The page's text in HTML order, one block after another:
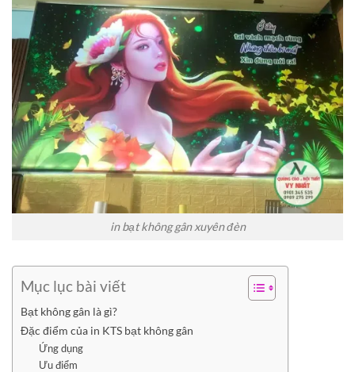
in bạt không gân xuyên đèn
Mục lục bài viết
Bạt không gân là gì?
Đặc điểm của in KTS bạt không gân
Ứng dụng
Ưu điểm